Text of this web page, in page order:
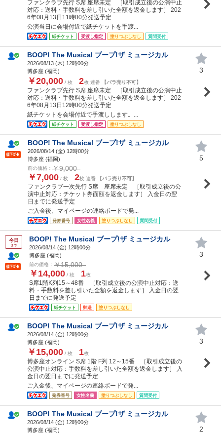
ファンクラブ先行 S席 座席未定 ［取引成立後の公演中止
対応：送料・手数料を差し引いた全額を返金します］ 202
6年08月13日11時00分発送予定
公演当日に会場付近で紙チケットを手渡...
紙チケット 受渡し指定 塗りつぶしなし 質問受付
BOOP! The Musical ブープ!ザ ミュージカル
2026/08/13 (木) 12時00分
博多座 (福岡)
￥20,000 / 枚 2枚 連番 【バラ売り不可】
ファンクラブ先行 S席 座席未定 ［取引成立後の公演中止
対応：送料・手数料を差し引いた全額を返金します］ 202
6年08月13日12時00分発送予定
紙チケットを会場付近で手渡しします。...
紙チケット 受渡し指定 塗りつぶしなし
3
BOOP! The Musical ブープ!ザ ミュージカル
2026/08/14 (金) 12時00分
博多座 (福岡)
前の価格： ￥9,000
￥7,000 / 枚 2枚 連番 【バラ売り不可】
ファンクラブ一次先行 S席 座席未定 ［取引成立後の公
演中止対応：チケット券面額を返金します］ 入金日の翌
日までに発送予定
ご入金後、マイページの連絡ボードで発...
発券番号 女性名義 塗りつぶしなし 質問受付
5
今日
まで
BOOP! The Musical ブープ!ザ ミュージカル
2026/08/14 (金) 12時00分
博多座 (福岡)
前の価格： ￥15,000
￥14,000 / 枚 1枚
S席1階K列15～48番 ［取引成立後の公演中止対応：送
料・手数料を差し引いた全額を返金します］ 入金日の翌
日までに発送予定
紙チケット 郵送 塗りつぶしなし
3
BOOP! The Musical ブープ!ザ ミュージカル
2026/08/14 (金) 12時00分
博多座 (福岡)
￥15,000 / 枚 1枚
博多座オンライン S席 1階 F列 12～15番 ［取引成立後の
公演中止対応：手数料を差し引いた全額を返金します］ 入
金日の翌日までに発送予定
ご入金後、マイページの連絡ボードで発...
発券番号 女性名義 塗りつぶしなし 質問受付
3
BOOP! The Musical ブープ!ザ ミュージカル
2026/08/14 (金) 12時00分
博多座 (福岡)
2